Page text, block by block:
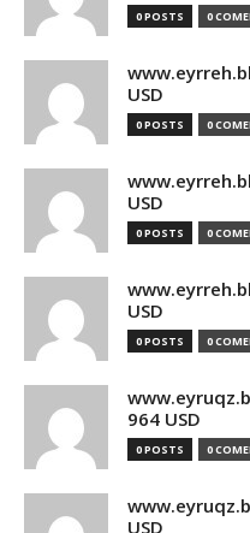
0 POSTS 0
USD
0 POSTS 0
USD
0 POSTS 0
USD
0 POSTS 0
964 USD
0 POSTS 0
USD